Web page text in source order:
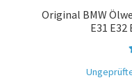
Original BMW
E31 E32